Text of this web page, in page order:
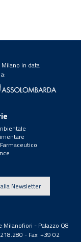
in data
Newsletter
- Palazzo Q8
- Fax: +39 02